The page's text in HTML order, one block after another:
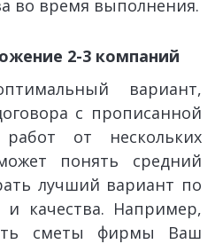
во время выполнения.
2-3 компаний
вариант,
с прописанной
от нескольких
понять средний
лучший вариант по
качества. Например,
сметы фирмы Ваш